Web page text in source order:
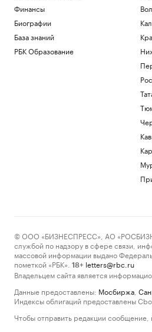
Финансы
Биографии
База знаний
РБК Образование
© ООО «БИЗНЕСПРЕСС», АО
службой по надзору в сфере связи,
массовой информации выдано
пометкой «РБК».
18+ letters@rbc.ru
Владельцем сайта является
Данные предоставлены: Мосбиржа
Индексы облигаций предоставлены
Чтобы отправить редакции сообщение,